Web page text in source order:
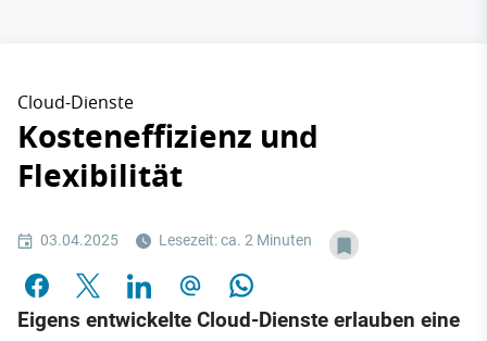
Cloud-Dienste
Kosteneffizienz und
Flexibilität
03.04.2025 Lesezeit: ca. 2 Minuten
Eigens entwickelte Cloud-Dienste erlauben eine